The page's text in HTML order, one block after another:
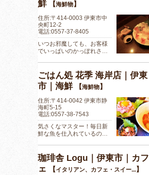
鮮
【海鮮物】
住所:〒414-0003 伊東市中
央町12-2
電話:0557-37-8405
いつお邪魔しても、お客様
でいっぱいのかっぽれさ…
ごはん処 花季 海岸店｜伊東
市｜海鮮
【海鮮物】
住所:〒414-0042 伊東市静
海町5-15
電話:0557-38-7543
気さくなマスター！毎日新
鮮な魚を仕入れているの…
珈琲舎 Logu｜伊東市｜カフ
ェ
【イタリアン、カフェ・スイー...】